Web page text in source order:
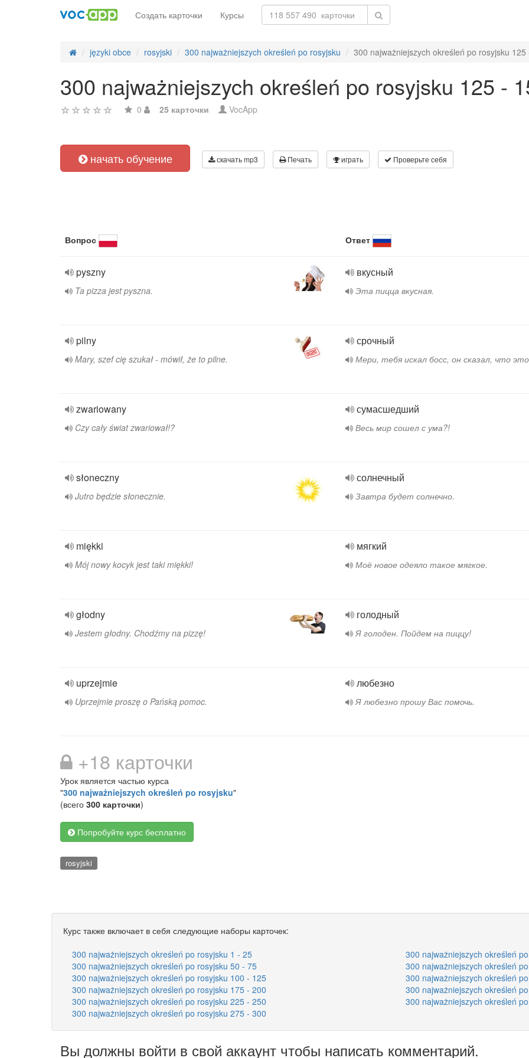
Создать карточки Курсы
języki obce rosyjski 300 najważniejszych określeń po rosyjsku 300 najważniejszych określeń po rosyjsku 125
300 najważniejszych określeń po rosyjsku 125 -
0 25 карточки VocApp
начать обучение скачать mp3 Печать играть Проверьте себя
Вопрос Ответ
pyszny
Ta pizza jest pyszna.
вкусный
Эта пицца вкусная.
pilny
Mary, szef cię szukał - mówił, że to pilne.
срочный
Мери, тебя искал босс, он сказал, что это
zwariowany
Czy cały świat zwariował!?
сумасшедший
Весь мир сошел с ума?!
słoneczny
Jutro będzie słonecznie.
солнечный
Завтра будет солнечно.
miękki
Mój nowy kocyk jest taki miękki!
мягкий
Моё новое одеяло такое мягкое.
głodny
Jestem głodny. Chodźmy na pizzę!
голодный
Я голоден. Пойдем на пиццу!
uprzejmie
Uprzejmie proszę o Pańską pomoc.
любезно
Я любезно прошу Вас помочь.
+18 карточки
Урок является частью курса
"300 najważniejszych określeń po rosyjsku"
(всего 300 карточки)
Попробуйте курс бесплатно
rosyjski
Курс также включает в себя следующие наборы карточек:
300 najważniejszych określeń po rosyjsku 1 - 25
300 najważniejszych określeń
300 najważniejszych określeń po rosyjsku 50 - 75
300 najważniejszych określeń
300 najważniejszych określeń po rosyjsku 100 - 125
300 najważniejszych określeń
300 najważniejszych określeń po rosyjsku 175 - 200
300 najważniejszych określeń
300 najważniejszych określeń po rosyjsku 225 - 250
300 najważniejszych określeń
300 najważniejszych określeń po rosyjsku 275 - 300
Вы должны войти в свой аккаунт чтобы написать комментарий.